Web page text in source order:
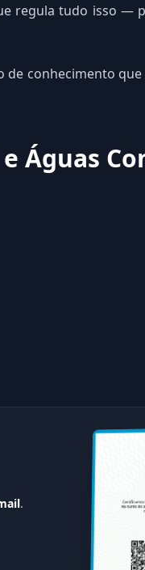
regula tudo isso —
de conhecimento
Águas
.